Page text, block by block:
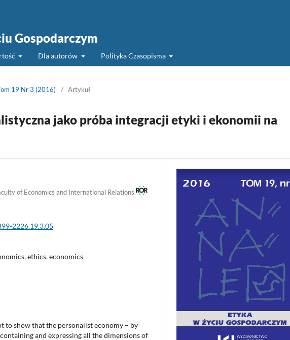
Gospodarczym
Dla autorów Polityka Czasopisma
19 Nr 3 (2016) / Artykuł
jako próba integracji etyki i ekonomii na
of Economics and International Relations
2226.19.3.05
ethics, economics
to show that the personalist economy – by
and expressing all the dimensions of